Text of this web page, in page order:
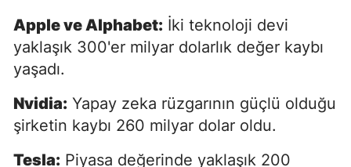
Apple ve Alphabet: İki teknoloji devi
yaklaşık 300'er milyar dolarlık değer kaybı
yaşadı.
Nvidia: Yapay zeka rüzgarının güçlü olduğu
şirketin kaybı 260 milyar dolar oldu.
Tesla: Piyasa değerinde yaklaşık 200